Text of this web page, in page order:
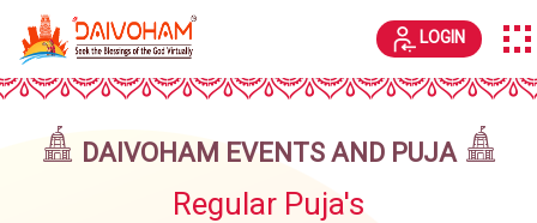
LOGIN
DAIVOHAM EVENTS AND PUJA
Regular Puja's